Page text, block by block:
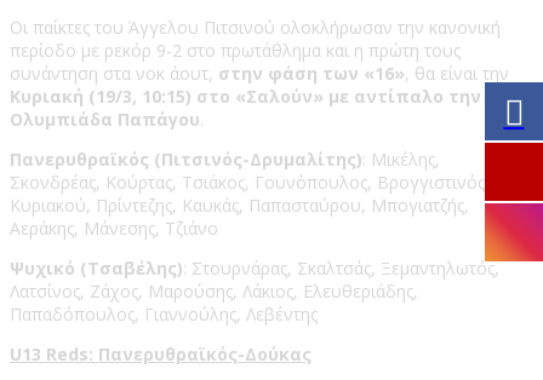
Οι παίκτες του Άγγελου Πιτσινού ολοκλήρωσαν την κανονική
περίοδο με ρεκόρ 9-2 στο πρωτάθλημα και η πρώτη τους
συνάντηση στα νοκ άουτ, στην φάση των «16», θα είναι την
Κυριακή (19/3, 10:15) στο «Σαλούν» με αντίπαλο την
Ολυμπιάδα Παπάγου.
Πανερυθραϊκός (Πιτσινός-Δρυμαλίτης): Μικέλης,
Σκονδρέας, Κούρτας, Τσιάκος, Γουνόπουλος, Βρογγιστινός,
Κυριακού, Πρίντεζης, Καυκάς, Παπασταύρου, Μπογιατζής,
Αεράκης, Μάνεσης, Τζιάνο
Ψυχικό (Τσαβέλης): Στουρνάρας, Σκαλτσάς, Ξεμαντηλωτός,
Λατσίνος, Ζάχος, Μαρούσης, Λάκιος, Ελευθεριάδης,
Παπαδόπουλος, Γιαννούλης, Λεβέντης
U13 Reds: Πανερυθραϊκός-Δούκας